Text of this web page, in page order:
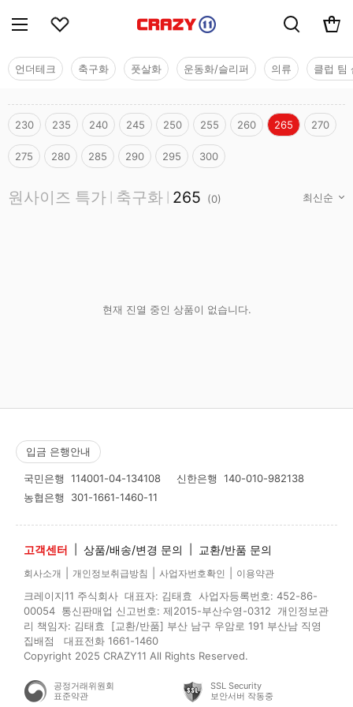
언더테크 축구화 풋살화 운동화/슬리퍼 의류 클럽 팀
230 235 240 245 250 255 260 265 270
275 280 285 290 295 300
원사이즈 특가 축구화 265 (0)
현재 진열 중인 상품이 없습니다.
입금 은행안내
국민은행 114001-04-134108 신한은행 140-010-982138
농협은행 301-1661-1460-11
고객센터 상품/배송/변경 문의 교환/반품 문의
회사소개 개인정보취급방침 사업자번호확인 이용약관
크레이지11 주식회사 대표자: 김태효 사업자등록번호: 452-86-
00054 통신판매업 신고번호: 제2015-부산수영-0312 개인정보관
리 책임자: 김태효 [교환/반품] 부산 남구 우암로 191 부산남 직영
집배점 대표전화 1661-1460
Copyright 2025 CRAZY11 All Rights Reserved.
공정거래위원회
표준약관
SSL Security
보안서버 작동중